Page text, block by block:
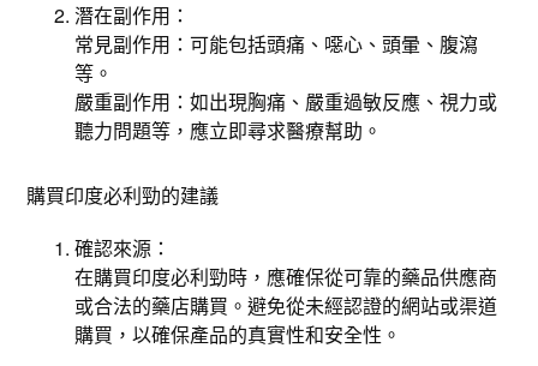
潛在副作用：
常見副作用：可能包括頭痛、噁心、頭暈、腹瀉
等。
嚴重副作用：如出現胸痛、嚴重過敏反應、視力或
聽力問題等，應立即尋求醫療幫助。
購買印度必利勁的建議
確認來源：
在購買印度必利勁時，應確保從可靠的藥品供應商
或合法的藥店購買。避免從未經認證的網站或渠道
購買，以確保產品的真實性和安全性。